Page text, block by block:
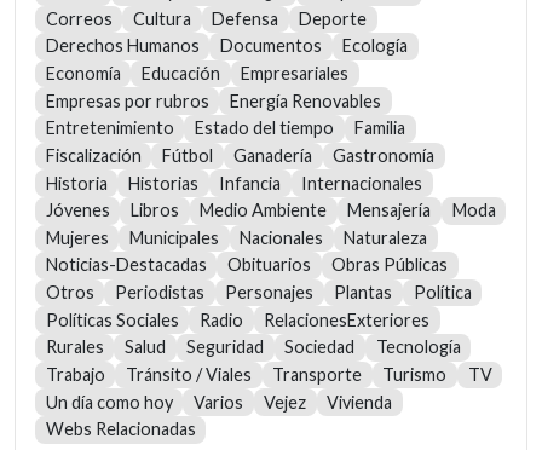
Correos
Cultura Defensa
Deporte
Derechos Humanos
Documentos
Ecología
Economía
Educación
Empresariales
Empresas por rubros
Energía Renovables
Entretenimiento
Estado del tiempo
Familia
Fiscalización
Fútbol Ganadería
Gastronomía
Historia
Historias Infancia
Internacionales
Jóvenes
Libros Medio Ambiente Mensajería
Moda
Mujeres
Municipales Nacionales
Naturaleza
Noticias-Destacadas
Obituarios
Obras Públicas
Otros
Periodistas Personajes Plantas
Política
Políticas Sociales
Radio
RelacionesExteriores
Rurales
Salud Seguridad Sociedad
Tecnología
Trabajo
Tránsito / Viales Transporte Turismo
TV
Un día como hoy
Varios Vejez
Vivienda
Webs Relacionadas